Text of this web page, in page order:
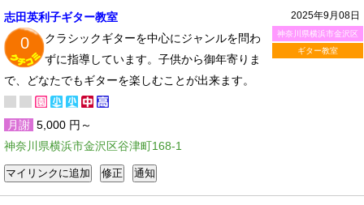
2025年9月08日
神奈川県横浜市金沢区
ギター教室
志田英利子ギター教室
0
クラシックギターを中心にジャンルを問わ
ずに指導しています。子供から御年寄りま
で、どなたでもギターを楽しむことが出来ます。
月謝 5,000 円～
神奈川県横浜市金沢区谷津町168-1